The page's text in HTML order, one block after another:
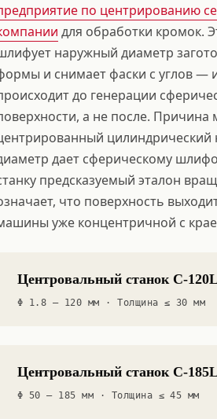
по центрированию
для обработки кромок.
наружный диаметр
и снимает фаски с углов —
до генерации
а не после. Причина
дает сферическому
предсказуемый эталон
что поверхность
уже концентричной с
Центровальный станок C-
Φ 1.8 – 120 мм · Толщина ≤ 30 мм
Центровальный станок C-
Φ 50 – 185 мм · Толщина ≤ 45 мм